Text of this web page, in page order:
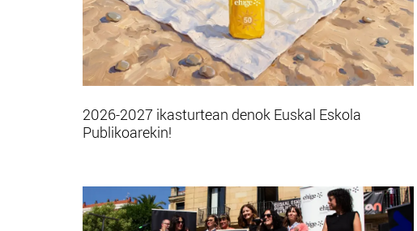
2026-2027 ikasturtean denok Euskal Eskola
Publikoarekin!